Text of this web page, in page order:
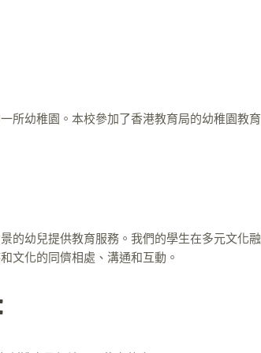
所幼稚園。本校參加了香港教育局的幼稚園教育
的幼兒提供教育服務。我們的學生在多元文化融
文化的同儕相處、溝通和互動。